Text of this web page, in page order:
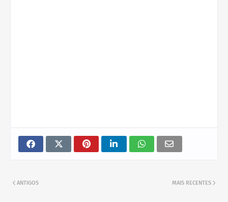
MAIS RECENTES
ANTIGOS